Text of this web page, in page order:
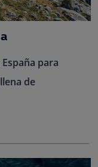
para
de